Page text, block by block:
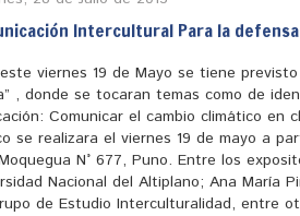
Intercultural Para la
viernes 19 de Mayo se tiene
, donde se tocaran temas como de
Comunicar el cambio climático
se realizara el viernes 19 de mayo a
N° 677, Puno. Entre los
Nacional del Altiplano; Ana María
de Estudio Interculturalidad, entre